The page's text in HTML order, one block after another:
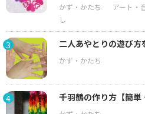
3 二人あやとりの遊び
4 千羽鶴の作り方【簡単